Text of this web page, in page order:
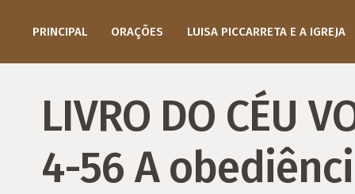
PRINCIPAL ORAÇÕES LUISA PICCARRETA E A IGREJA
LIVRO DO CÉU
4-56 A